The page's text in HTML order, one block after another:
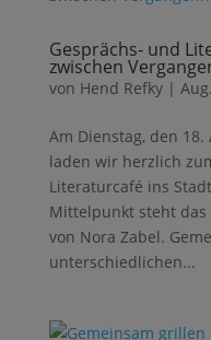
Gesprächs- und
zwischen
von Hend Refky|
Am Dienstag, den
laden wir herzlich
Literaturcafé ins
Mittelpunkt steht das
von Nora Zabel.
unterschiedlichen...